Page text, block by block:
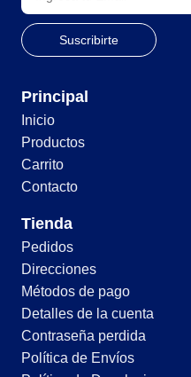
Principal
Inicio
Productos
Carrito
Contacto
Tienda
Pedidos
Direcciones
Métodos de pago
Detalles de la cuenta
Contraseña perdida
Política de Envíos